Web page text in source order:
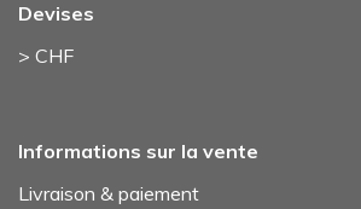
Devises
> CHF
Informations sur la vente
Livraison & paiement